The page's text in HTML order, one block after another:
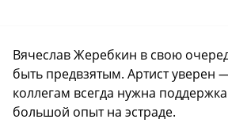
Вячеслав Жеребкин в свою
быть предвзятым. Артист
коллегам всегда нужна
большой опыт на эстраде.